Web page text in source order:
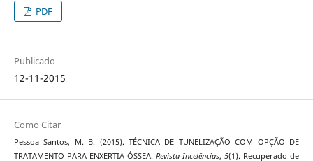
PDF
Publicado
12-11-2015
Como Citar
Pessoa Santos, M. B. (2015). TÉCNICA DE TUNELIZAÇÃO COM OPÇÃO DE
TRATAMENTO PARA ENXERTIA ÓSSEA. Revista Incelências,5(1). Recuperado de